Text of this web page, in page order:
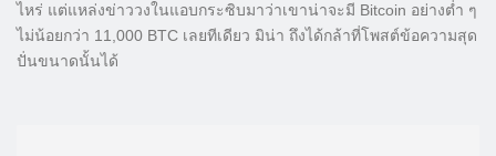
ไหร่ แต่แหล่งข่าววงในแอบกระซิบมาว่าเขาน่าจะมี Bitcoin อย่างต่ำ ๆ
ไม่น้อยกว่า 11,000 BTC เลยทีเดียว มิน่า ถึงได้กล้าที่โพสต์ข้อความสุด
ปั่นขนาดนั้นได้